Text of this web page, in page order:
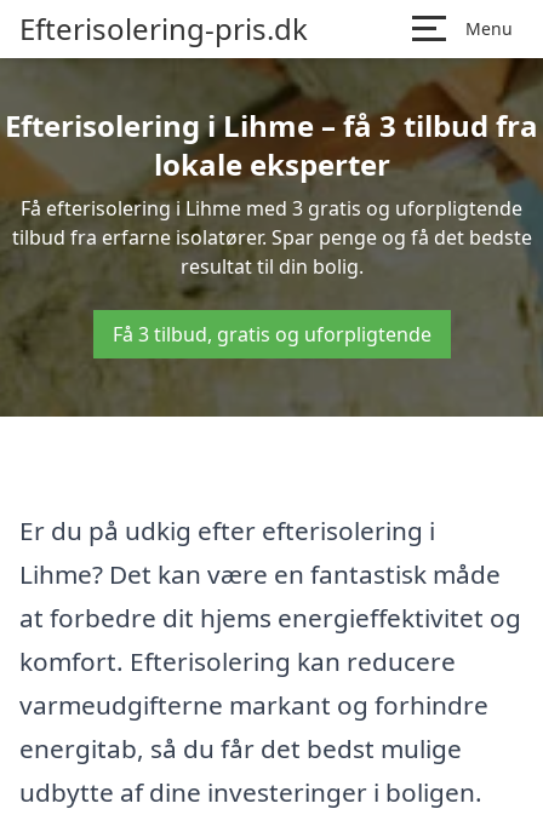
Efterisolering-pris.dk Menu
Efterisolering i Lihme – få 3 tilbud fra
lokale eksperter
Få efterisolering i Lihme med 3 gratis og uforpligtende
tilbud fra erfarne isolatører. Spar penge og få det bedste
resultat til din bolig.
Få 3 tilbud, gratis og uforpligtende
Er du på udkig efter efterisolering i
Lihme? Det kan være en fantastisk måde
at forbedre dit hjems energieffektivitet og
komfort. Efterisolering kan reducere
varmeudgifterne markant og forhindre
energitab, så du får det bedst mulige
udbytte af dine investeringer i boligen.